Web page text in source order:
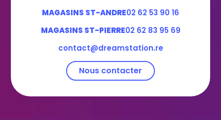
MAGASINS ST-ANDRE02 62 53 90 16
MAGASINS ST-PIERRE02 62 83 95 69
contact@dreamstation.re
Nous contacter